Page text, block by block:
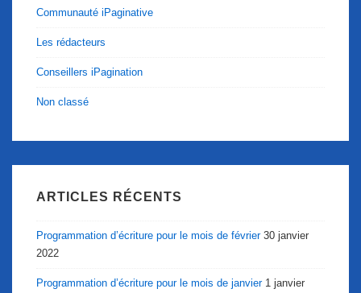
Communauté iPaginative
Les rédacteurs
Conseillers iPagination
Non classé
ARTICLES RÉCENTS
Programmation d’écriture pour le mois de février 30 janvier
2022
Programmation d’écriture pour le mois de janvier 1 janvier